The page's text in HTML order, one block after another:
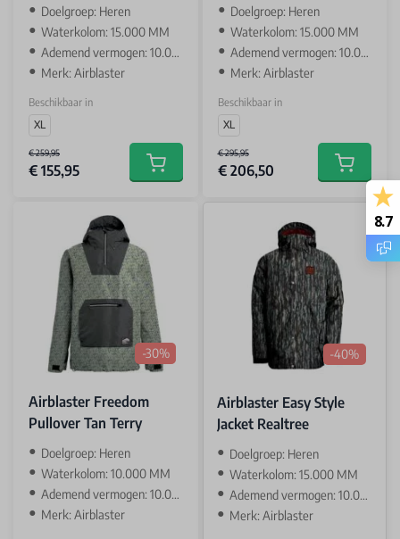
Doelgroep: Heren
Waterkolom: 15.000 MM
Ademend vermogen: 10.000 GR
Merk: Airblaster
Beschikbaar in
XL
€ 259,95
€ 155,95 Add to cart
Doelgroep: Heren
Waterkolom: 15.000 MM
Ademend vermogen: 10.000 GR
Merk: Airblaster
Beschikbaar in
XL
€ 295,95
€ 206,50 Add to
-30%
Airblaster Freedom
Pullover Tan Terry
Doelgroep: Heren
Waterkolom: 10.000 MM
Ademend vermogen: 10.000 GR
Merk: Airblaster
-40%
Airblaster Easy Style
Jacket Realtree
Doelgroep: Heren
Waterkolom: 15.000 MM
Ademend vermogen: 10.000 GR
Merk: Airblaster
8.7